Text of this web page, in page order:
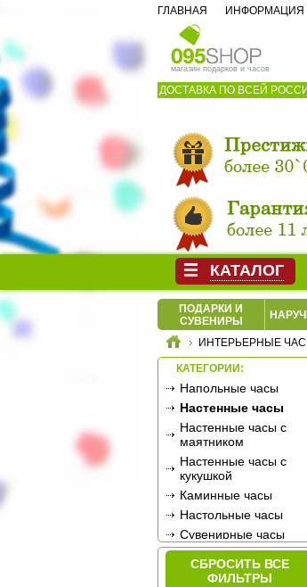
магазин подарков и часов
ДОСТАВКА ПО ВСЕЙ
ГЛАВНАЯ ИНФОРМАЦИЯ
ПОДАРКИ И
СУВЕНИРЫ
ИНТЕРЬЕРНЫЕ
КАТЕГОРИИ:
Напольные часы
Настенные часы
Настенные часы с
маятником
Настенные часы с
кукушкой
Каминные часы
Настольные часы
Сувенирные часы
Будильники
Метеостанции
СБРОСИТЬ ВСЕ
ФИЛЬТРЫ
КАТАЛОГ